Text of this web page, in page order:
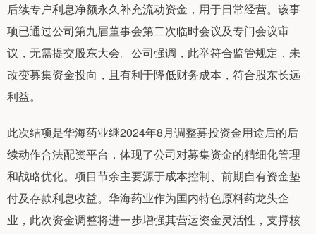
后续专户利息净额永久补充流动资金，用于日常经营。该事
项已通过公司第九届董事会第二次临时会议及专门会议审
议，无需提交股东大会。公司强调，此举符合监管规定，未
改变募集资金投向，且有利于降低财务成本，符合股东长远
利益。
此次结项是华海药业继2024年8月调整募投资金用途后的后
续动作合法配资平台，体现了公司对募集资金的精细化管理
和战略优化。项目节余主要源于成本控制、前期自有资金垫
付及存款利息收益。华海药业作为国内特色原料药龙头企
业，此次资金调整将进一步增强其营运资金灵活性，支撑核